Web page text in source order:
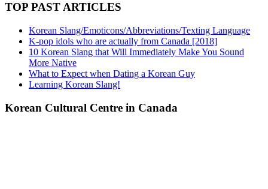
TOP PAST ARTICLES
Korean Slang/Emoticons/Abbreviations/Texting Language
K-pop idols who are actually from Canada [2018]
10 Korean Slang that Will Immediately Make You Sound
More Native
What to Expect when Dating a Korean Guy
Learning Korean Slang!
Korean Cultural Centre in Canada